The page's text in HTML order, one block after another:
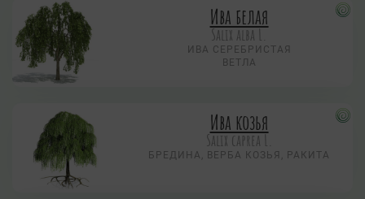
Ива белая
Salix alba L.
ИВА СЕРЕБРИСТАЯ
ВЕТЛА
Ива козья
Salix caprea L.
БРЕДИНА, ВЕРБА КОЗЬЯ, РАКИТА